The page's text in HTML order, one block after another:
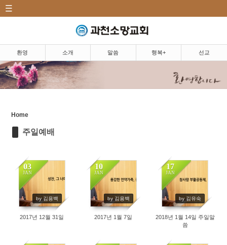
환영 소개 말씀 행복+ 선교
Home
주일예배
03
JAN
by 김용백
2017년 12월 31일
10
JAN
by 김용백
2017년 1월 7일
17
JAN
by 김유숙
2018년 1월 14일 주일말
씀
소개|Introduction
말씀|Message
5분 설교
마르지 않는 샘
행복+|Community
선교|Mission
행복밥상|Happy dining
Sketchbook5, 스케치북5
Sketchbook5, 스케치북5